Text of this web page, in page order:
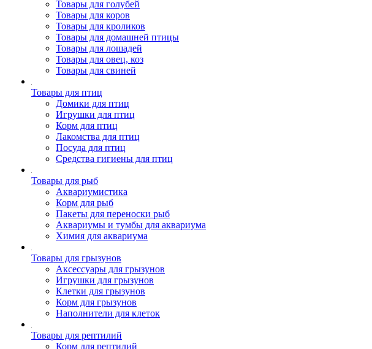
Товары для голубей
Товары для коров
Товары для кроликов
Товары для домашней птицы
Товары для лошадей
Товары для овец, коз
Товары для свиней
Товары для птиц
Домики для птиц
Игрушки для птиц
Корм для птиц
Лакомства для птиц
Посуда для птиц
Средства гигиены для птиц
Товары для рыб
Аквариумистика
Корм для рыб
Пакеты для переноски рыб
Аквариумы и тумбы для аквариума
Химия для аквариума
Товары для грызунов
Аксессуары для грызунов
Игрушки для грызунов
Клетки для грызунов
Корм для грызунов
Наполнители для клеток
Товары для рептилий
Корм для рептилий